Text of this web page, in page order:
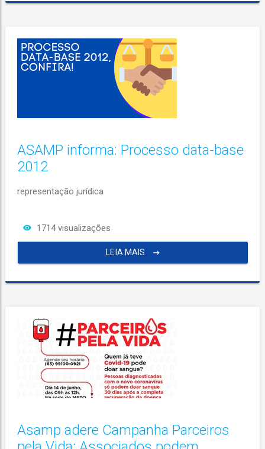
ASAMP informa: Processo data-base
2012
representação jurídica
1714 visualizações
LEIA MAIS
Asamp adere Campanha Parceiros